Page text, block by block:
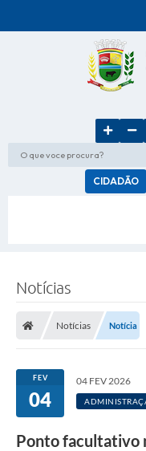
O que voce procura?
CIDADÃO
Notícias
Notícias Notícia
FEV
04
04 FEV 2026
Ponto facultativo